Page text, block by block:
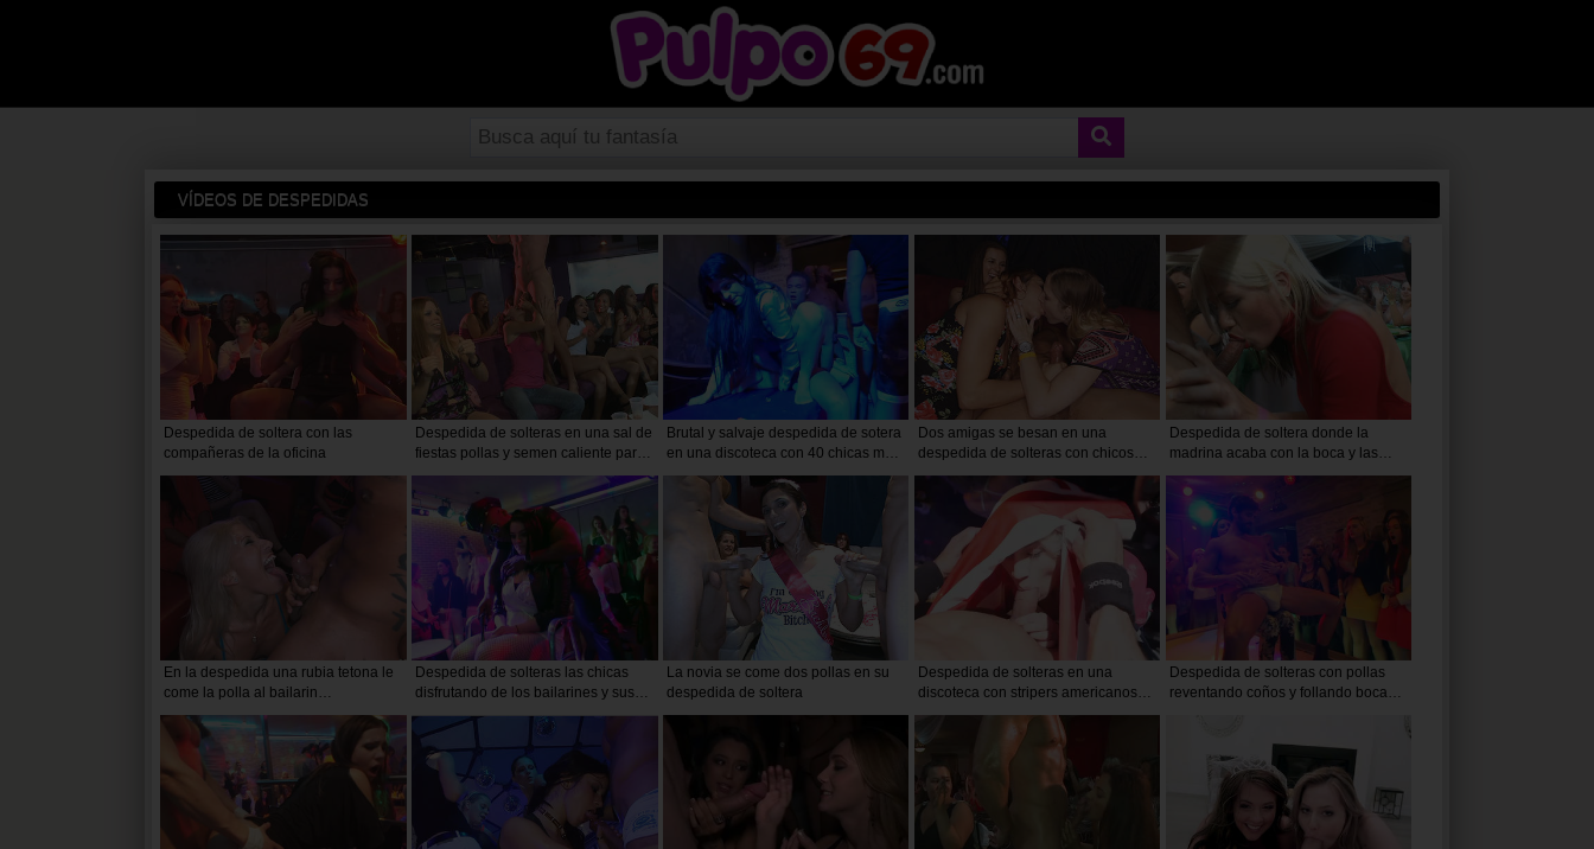
VÍDEOS DE DESPEDIDAS
Despedida de soltera con las
compañeras de la oficina
Despedida de solteras en una sal de
fiestas pollas y semen caliente para
todas
Brutal y salvaje despedida de sotera
en una discoteca con 40 chicas muy
cachondas
Dos amigas se besan en una
despedida de solteras con chicos
desnudos
Despedida de soltera donde la
madrina acaba con la boca y las
tetas cubiertas por una buena
corrida
En la despedida una rubia tetona le
come la polla al bailarin
metiendosela hasta el fondo de su
garganta profunda y él se le corre en
la cara
Despedida de solteras las chicas
disfrutando de los bailarines y sus
pollas
La novia se come dos pollas en su
despedida de soltera
Despedida de solteras en una
discoteca con stripers americanos
de grandes pollas
Despedida de solteras con pollas
reventando coños y follando bocas